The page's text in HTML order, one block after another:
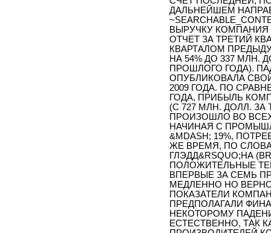
ДАЛЬНЕЙШЕМ
ВЫРУЧКУ КОМПАНИЯ
ОТЧЕТ ЗА ТРЕТИЙ
КВАРТАЛОМ
НА 54% ДО 337 МЛН.
ПРОШЛОГО ГОДА).
ОПУБЛИКОВАЛА
2009 ГОДА. ПО
ГОДА, ПРИБЫЛЬ
(С 727 МЛН. ДОЛЛ.
ПРОИЗОШЛО ВО
НАЧИНАЯ С
&MDASH; 19%,
ЖЕ ВРЕМЯ, ПО
ГЛЭДД&RSQUO;НА
ПОЛОЖИТЕЛЬНЫЕ
ВПЕРВЫЕ ЗА СЕМЬ
МЕДЛЕННО НО
ПОКАЗАТЕЛИ
ПРЕДПОЛАГАЛИ
НЕКОТОРОМУ
ЕСТЕСТВЕННО, ТАК